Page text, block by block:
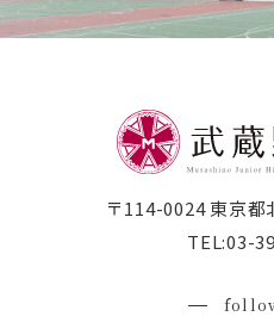
〒114-0024 東京
TEL:03-